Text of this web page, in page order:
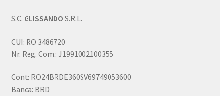
S.C. GLISSANDO S.R.L.
CUI: RO 3486720
Nr. Reg. Com.: J1991002100355
Cont: RO24BRDE360SV69749053600
Banca: BRD